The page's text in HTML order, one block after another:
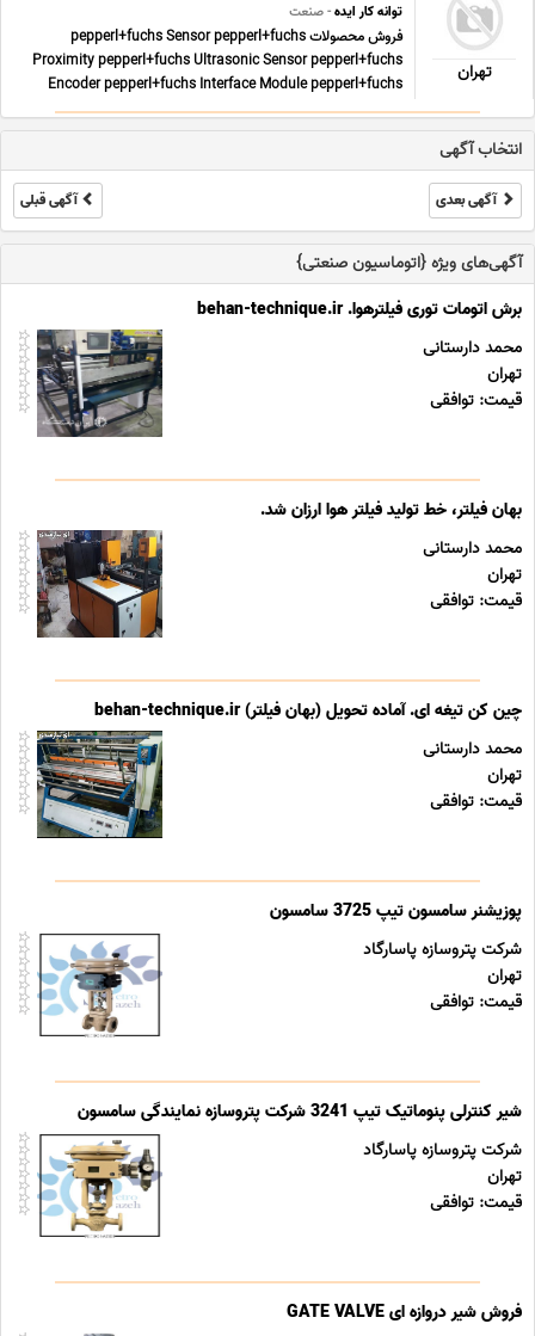
تهران
توانه کار ایده- صنعت
فروش محصولات pepperl+fuchs Sensor pepperl+fuchs
Proximity pepperl+fuchs Ultrasonic Sensor pepperl+fuchs
Encoder pepperl+fuchs Interface Module pepperl+fuchs
Switch Amplifiers pepperl+fuchs Drive pepperl+fuchs Signal
Converter pepperl+fuchs Conductive switch amplifiers
انتخاب آگهی
آگهی بعدی آگهی قبلی
آگهی‌های ویژه {اتوماسیون صنعتی}
برش اتومات توری فیلترهوا. behan-technique.ir
محمد دارستانی
تهران
قیمت: توافقی
بهان فیلتر، خط تولید فیلتر هوا ارزان شد.
محمد دارستانی
تهران
قیمت: توافقی
چین کن تیغه ای. آماده تحویل (بهان فیلتر) behan-technique.ir
محمد دارستانی
تهران
قیمت: توافقی
پوزیشنر سامسون تیپ 3725 سامسون
شرکت پتروسازه پاسارگاد
تهران
قیمت: توافقی
شیر کنترلی پنوماتیک تیپ 3241 شرکت پتروسازه نمایندگی سامسون
شرکت پتروسازه پاسارگاد
تهران
قیمت: توافقی
فروش شیر دروازه ای GATE VALVE